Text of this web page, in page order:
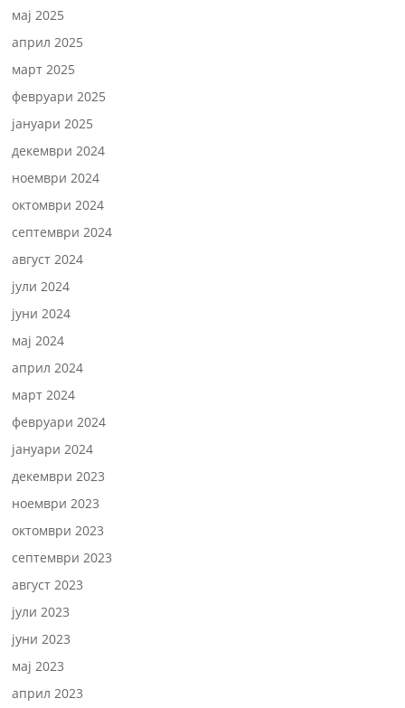
мај 2025
април 2025
март 2025
февруари 2025
јануари 2025
декември 2024
ноември 2024
октомври 2024
септември 2024
август 2024
јули 2024
јуни 2024
мај 2024
април 2024
март 2024
февруари 2024
јануари 2024
декември 2023
ноември 2023
октомври 2023
септември 2023
август 2023
јули 2023
јуни 2023
мај 2023
април 2023